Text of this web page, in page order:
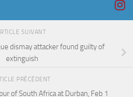
SUIVANT
dismay attacker found guilty of
extinguish
PRÉCÉDENT
of South Africa at Durban, Feb 1